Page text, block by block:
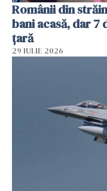
Românii din
bani acasă, dar 7
țară
29 IULIE 2026